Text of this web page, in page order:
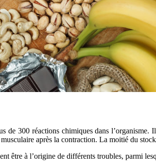
de 300 réactions chimiques dans l’organisme.
après la contraction. La moitié du
être à l’origine de différents troubles, parmi